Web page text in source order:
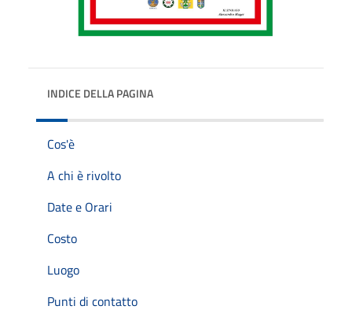
INDICE DELLA PAGINA
Cos'è
A chi è rivolto
Date e Orari
Costo
Luogo
Punti di contatto